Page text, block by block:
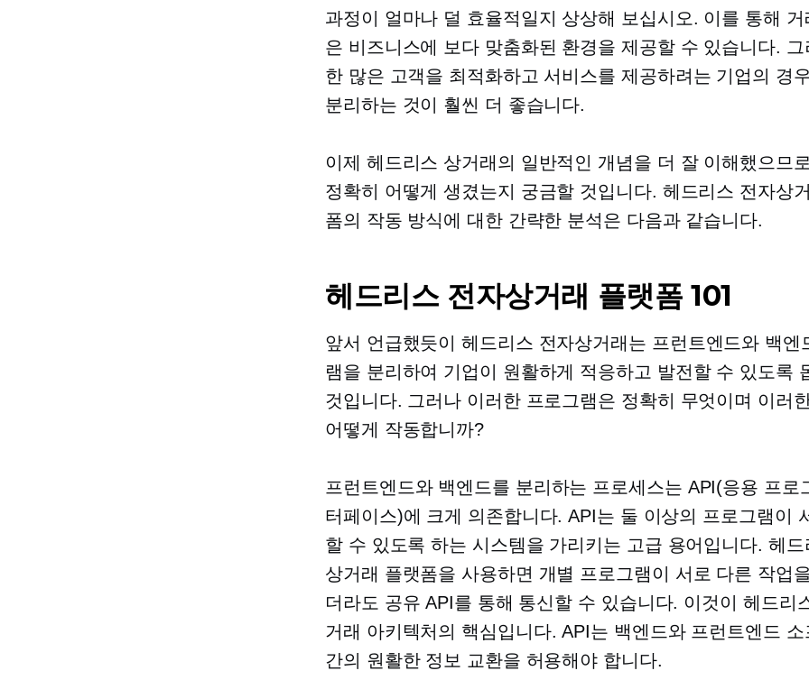
과정이 얼마나 덜 효율적일지 상상해 보십시오. 이를 통해
은 비즈니스에 보다 맞춤화된 환경을 제공할 수 있습니다.
한 많은 고객을 최적화하고 서비스를 제공하려는 기업의 경
분리하는 것이 훨씬 더 좋습니다.
이제 헤드리스 상거래의 일반적인 개념을 더 잘 이해했으므
정확히 어떻게 생겼는지 궁금할 것입니다. 헤드리스 전자상
폼의 작동 방식에 대한 간략한 분석은 다음과 같습니다.
헤드리스 전자상거래 플랫폼 101
앞서 언급했듯이 헤드리스 전자상거래는 프런트엔드와 백엔
램을 분리하여 기업이 원활하게 적응하고 발전할 수 있도록
것입니다. 그러나 이러한 프로그램은 정확히 무엇이며 이러
어떻게 작동합니까?
프런트엔드와 백엔드를 분리하는 프로세스는 API(응용 프로
터페이스)에 크게 의존합니다. API는 둘 이상의 프로그램이
할 수 있도록 하는 시스템을 가리키는 고급 용어입니다. 헤
상거래 플랫폼을 사용하면 개별 프로그램이 서로 다른 작업
더라도 공유 API를 통해 통신할 수 있습니다. 이것이 헤드리
거래 아키텍처의 핵심입니다. API는 백엔드와 프런트엔드 소
간의 원활한 정보 교환을 허용해야 합니다.